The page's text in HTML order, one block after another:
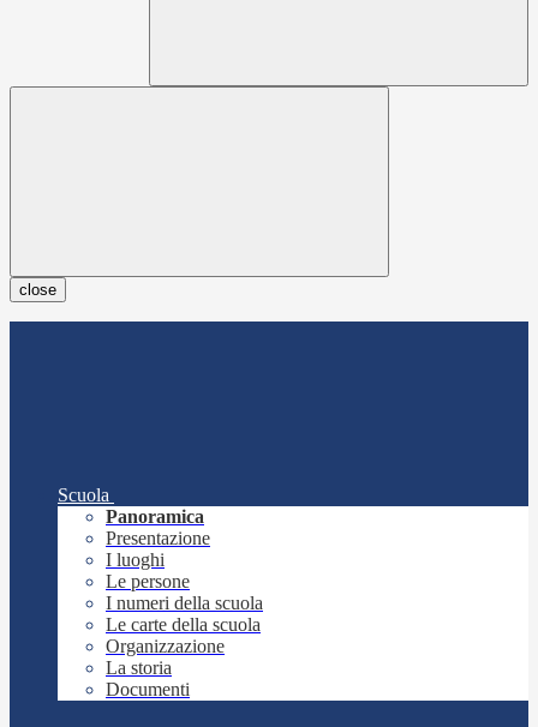
close
Scuola
Panoramica
Presentazione
I luoghi
Le persone
I numeri della scuola
Le carte della scuola
Organizzazione
La storia
Documenti